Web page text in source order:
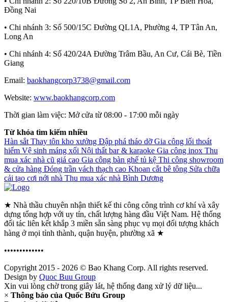
Đồng Nai
• Chi nhánh 3: Số 500/15C Đường QL1A, Phường 4, TP Tân An,
Long An
• Chi nhánh 4: Số 420/24A Đường Trâm Bầu, An Cư, Cái Bè, Tiền
Giang
Email: baokhangcorp3738@gmail.com
Website: www.baokhangcorp.com
Thời gian làm việc: Mở cửa từ 08:00 - 17:00 mỗi ngày
Từ khóa tìm kiếm nhiều
Hàn sắt Thay tôn kho xưởng Đập phá tháo dỡGia công lối thoát
hiểm Vệ sinh máng xối Nội thất bar & karaoke Gia công inox Thu
mua xác nhà cũ giá cao Gia công bàn ghế tủ kệ Thi công showroom
& cửa hàng Đóng trần vách thạch cao Khoan cắt bê tông Sửa chữa
cải tạo cơi nới nhà Thu mua xác nhà Bình Dương
★ Nhà thầu chuyên nhận thiết kế thi công công trình cơ khí và xây
dựng tổng hợp với uy tín, chất lượng hàng đầu Việt Nam. Hệ thống
đối tác liên kết khắp 3 miền sẵn sàng phục vụ mọi đối tượng khách
hàng ở mọi tỉnh thành, quận huyện, phường xã ★
•••••••••••••
Copyright 2015 - 2026 © Bao Khang Corp. All rights reserved.
Design by Quoc Buu Group
Xin vui lòng chờ trong giây lát, hệ thống đang xử lý dữ liệu...
× Thông báo của Quốc Bửu Group